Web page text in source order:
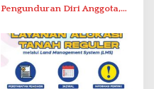
Pengunduran Diri Anggota,
Administrasi ke Pusat